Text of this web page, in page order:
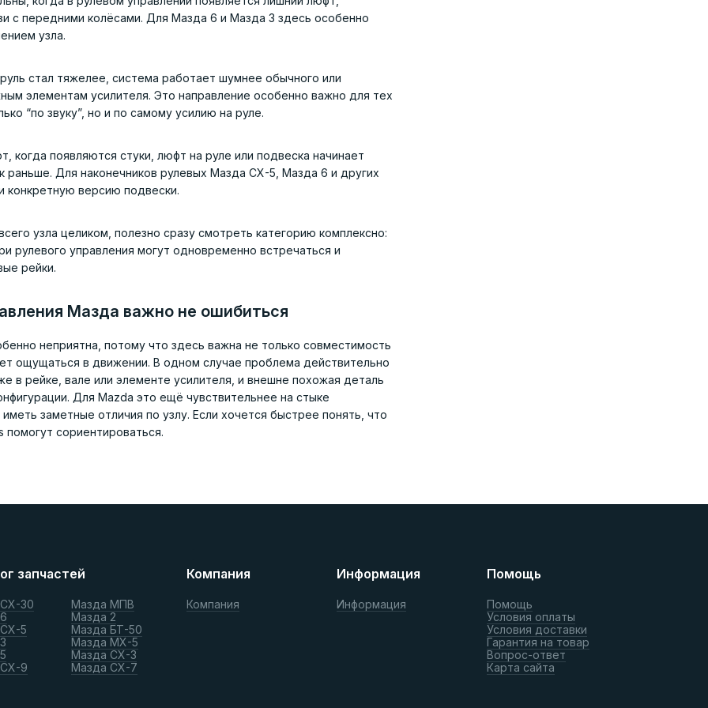
с передними колёсами. Для Мазда 6 и Мазда 3 здесь особенно
узла.
стал тяжелее, система работает шумнее обычного или
элементам усилителя. Это направление особенно важно для тех
“по звуку”, но и по самому усилию на руле.
когда появляются стуки, люфт на руле или подвеска начинает
раньше. Для наконечников рулевых Мазда CX-5, Мазда 6 и других
конкретную версию подвески.
узла целиком, полезно сразу смотреть категорию комплексно:
рулевого управления могут одновременно встречаться и
рейки.
Мазда важно не ошибиться
неприятна, потому что здесь важна не только совместимость
ощущаться в движении. В одном случае проблема действительно
в рейке, вале или элементе усилителя, и внешне похожая деталь
Для Mazda это ещё чувствительнее на стыке
заметные отличия по узлу. Если хочется быстрее понять, что
сориентироваться.
запчастей
30
5
9
Мазда МПВ
Мазда 2
Мазда БТ-50
Мазда МХ-5
Мазда СХ-3
Мазда СХ-7
Компания
Компания
Информация
Информация
Помощь
Помощь
Условия оплаты
Условия доставки
Гарантия на товар
Вопрос-ответ
Карта сайта